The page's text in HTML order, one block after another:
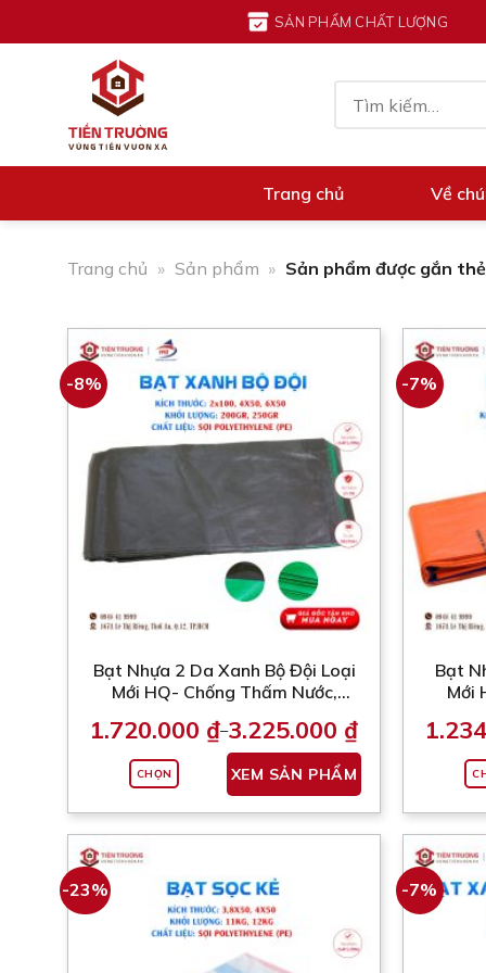
đến
SẢN PHẨM CHẤT LƯỢNG
kiếm:
Trang chủ Về
Trang chủ » Sản phẩm » Sản phẩm được gắn
-8%
Bạt Nhựa 2 Da Xanh Bộ Đội Loại
Mới HQ- Chống Thấm Nước,
Thước Yêu Cầu)
1.720.000 ₫–3.225.000 ₫
Khoảng
giá:
từ
1.720.000 ₫
đến
3.225.000 ₫
CHỌN XEM SẢN PHẨM
Sản
tùy
-7%
Bạt
Mới
-23% -7%